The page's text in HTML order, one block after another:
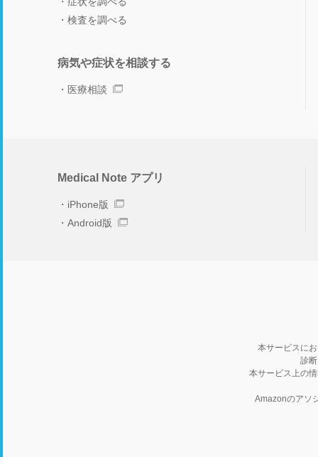
検査を調べる
病気や症状を相談する
医療相談
Medical Note アプリ
iPhone版
Android版
本サービスに
診
本サービス上の
Amazonのアソ